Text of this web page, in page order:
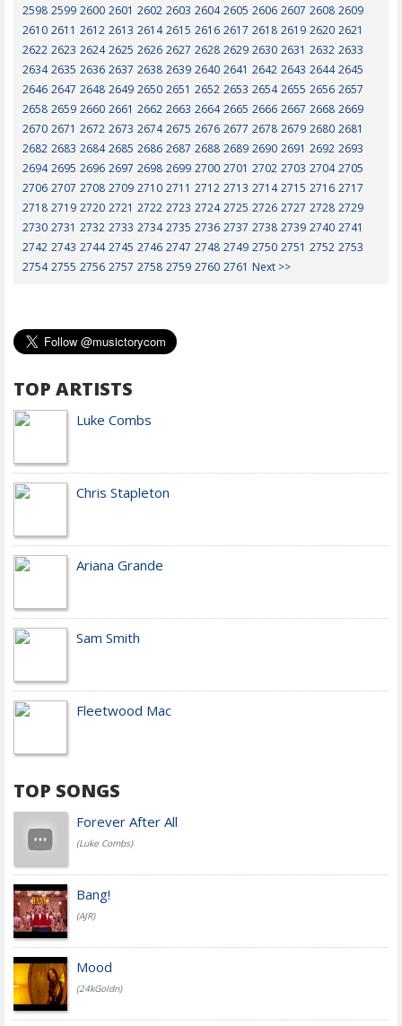
2598 2599 2600 2601 2602 2603 2604 2605 2606 2607 2608 2609
2610 2611 2612 2613 2614 2615 2616 2617 2618 2619 2620 2621
2622 2623 2624 2625 2626 2627 2628 2629 2630 2631 2632 2633
2634 2635 2636 2637 2638 2639 2640 2641 2642 2643 2644 2645
2646 2647 2648 2649 2650 2651 2652 2653 2654 2655 2656 2657
2658 2659 2660 2661 2662 2663 2664 2665 2666 2667 2668 2669
2670 2671 2672 2673 2674 2675 2676 2677 2678 2679 2680 2681
2682 2683 2684 2685 2686 2687 2688 2689 2690 2691 2692 2693
2694 2695 2696 2697 2698 2699 2700 2701 2702 2703 2704 2705
2706 2707 2708 2709 2710 2711 2712 2713 2714 2715 2716 2717
2718 2719 2720 2721 2722 2723 2724 2725 2726 2727 2728 2729
2730 2731 2732 2733 2734 2735 2736 2737 2738 2739 2740 2741
2742 2743 2744 2745 2746 2747 2748 2749 2750 2751 2752 2753
2754 2755 2756 2757 2758 2759 2760 2761 Next >>
TOP ARTISTS
Luke Combs
Chris Stapleton
Ariana Grande
Sam Smith
Fleetwood Mac
TOP SONGS
Forever After All
(Luke Combs)
Bang!
(AJR)
Mood
(24kGoldn)